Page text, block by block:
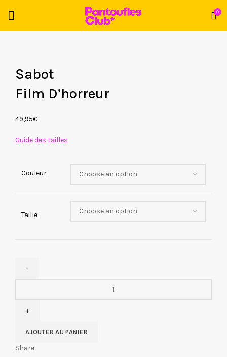
0
Sabot
Film D’horreur
49,95€
Guide des tailles
Couleur
Taille
AJOUTER AU PANIER
Share